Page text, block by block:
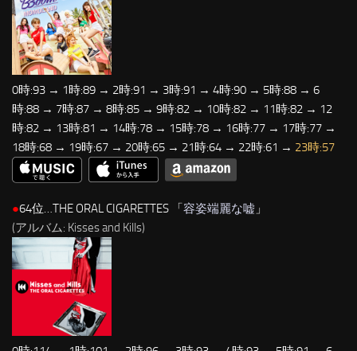
0時:93 → 1時:89 → 2時:91 → 3時:91 → 4時:90 → 5時:88 → 6
時:88 → 7時:87 → 8時:85 → 9時:82 → 10時:82 → 11時:82 → 12
時:82 → 13時:81 → 14時:78 → 15時:78 → 16時:77 → 17時:77 →
18時:68 → 19時:67 → 20時:65 → 21時:64 → 22時:61 → 23時:57
●64位…THE ORAL CIGARETTES 「容姿端麗な嘘 」
(アルバム: Kisses and Kills)